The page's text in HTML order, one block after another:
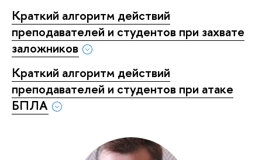
Краткий алгоритм действий
преподавателей и студентов при захвате
заложников
Краткий алгоритм действий
преподавателей и студентов при атаке
БПЛА